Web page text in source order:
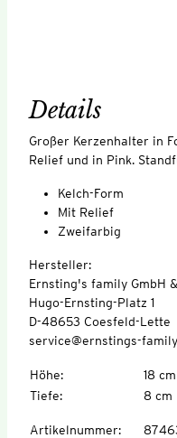
Details
Großer Kerzenhalter in
Relief und in Pink.
Kelch-Form
Mit Relief
Zweifarbig
Hersteller:
Ernsting's family GmbH
Hugo-Ernsting-Platz 1
D-48653 Coesfeld-Lette
service@ernstings-
Höhe:
18 cm
Tiefe: 8 cm
Artikelnummer: